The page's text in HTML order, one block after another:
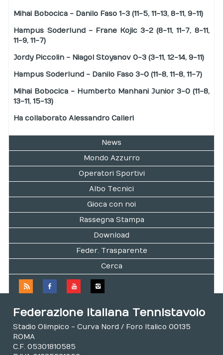
Mihai Bobocica - Danilo Faso 1-3 (11-5, 11-13, 8-11, 9-11)
Hampus Soderlund - Frane Kojic 3-2 (8-11, 11-7, 8-11,
11-9, 11-7)
Jordy Piccolin - Niagol Stoyanov 0-3 (3-11, 12-14, 9-11)
Hampus Soderlund - Danilo Faso 3-0 (11-8, 11-8, 11-7)
Mihai Bobocica - Humberto Manhani Junior 3-0 (11-8,
13-11, 15-13)
Ha collaborato Alessandro Calleri
News
Mondo Azzurro
Operatori Sportivi
Albo Tecnici
Gioca con noi
Rassegna Stampa
Download
Feder. Trasparente
Cerca
Federazione Italiana Tennistavolo
Stadio Olimpico - Curva Nord / Foro Italico 00135
ROMA
C.F. 05301810585